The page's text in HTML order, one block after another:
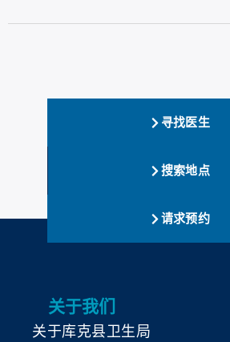
寻找医生
搜索地点
请求预约
关于我们
关于库克县卫生局